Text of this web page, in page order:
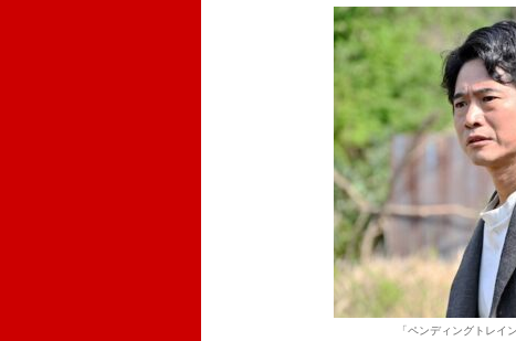
「ペンディングトレ